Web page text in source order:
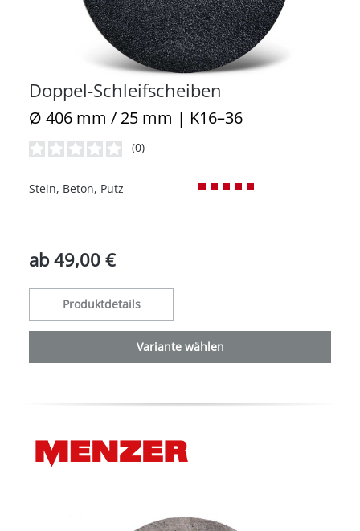
Doppel-Schleifscheiben
Ø 406 mm / 25 mm | K16–36
(0)
Stein, Beton, Putz
ab49,00 €
Produktdetails
Variante wählen